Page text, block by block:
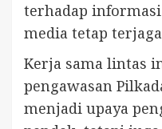
terhadap
media tetap
Kerja sama lintas
pengawasan
menjadi upaya